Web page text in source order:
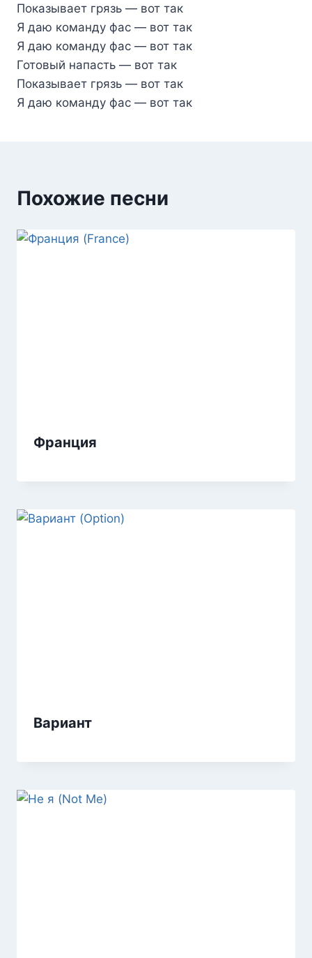
Показывает грязь — вот так
Я даю команду фас — вот так
Я даю команду фас — вот так
Готовый напасть — вот так
Показывает грязь — вот так
Я даю команду фас — вот так
Похожие песни
Франция
Вариант